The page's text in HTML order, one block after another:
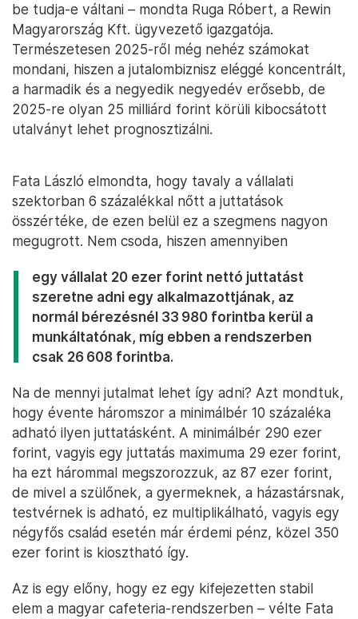
be tudja-e váltani – mondta Ruga Róbert, a Rewin
Magyarország Kft. ügyvezető igazgatója.
Természetesen 2025-ről még nehéz számokat
mondani, hiszen a jutalombiznisz eléggé koncentrált,
a harmadik és a negyedik negyedév erősebb, de
2025-re olyan 25 milliárd forint körüli kibocsátott
utalványt lehet prognosztizálni.
Fata László elmondta, hogy tavaly a vállalati
szektorban 6 százalékkal nőtt a juttatások
összértéke, de ezen belül ez a szegmens nagyon
megugrott. Nem csoda, hiszen amennyiben
egy vállalat 20 ezer forint nettó juttatást
szeretne adni egy alkalmazottjának, az
normál bérezésnél 33 980 forintba kerül a
munkáltatónak, míg ebben a rendszerben
csak 26 608 forintba.
Na de mennyi jutalmat lehet így adni? Azt mondtuk,
hogy évente háromszor a minimálbér 10 százaléka
adható ilyen juttatásként. A minimálbér 290 ezer
forint, vagyis egy juttatás maximuma 29 ezer forint,
ha ezt hárommal megszorozzuk, az 87 ezer forint,
de mivel a szülőnek, a gyermeknek, a házastársnak,
testvérnek is adható, ez multiplikálható, vagyis egy
négyfős család esetén már érdemi pénz, közel 350
ezer forint is kiosztható így.
Az is egy előny, hogy ez egy kifejezetten stabil
elem a magyar cafeteria-rendszerben – vélte Fata